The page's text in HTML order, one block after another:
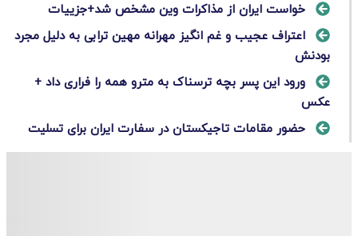
خواست ایران از مذاکرات وین مشخص شد+جزییات
اعتراف عجیب و غم انگیز مهرانه مهین ترابی به دلیل مجرد
بودنش
ورود این پسر بچه ترسناک به مترو همه را فراری داد +
عکس
حضور مقامات تاجیکستان در سفارت ایران براى تسلیت